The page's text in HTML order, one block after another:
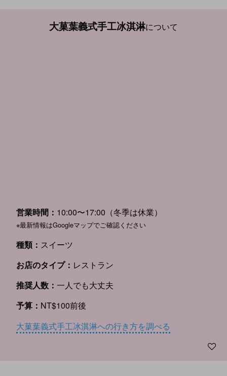
大菓葉義式手工冰淇淋について
営業時間： 10:00〜17:00（冬季は休業）
※最新情報はGoogleマップでご確認ください
種類： スイーツ
お店のタイプ： レストラン
推奨人数： 一人でも大丈夫
予算： NT$100前後
大菓葉義式手工冰淇淋への行き方を調べる